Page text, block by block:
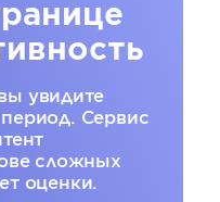
увидите
Сервис
сложных
оценки.